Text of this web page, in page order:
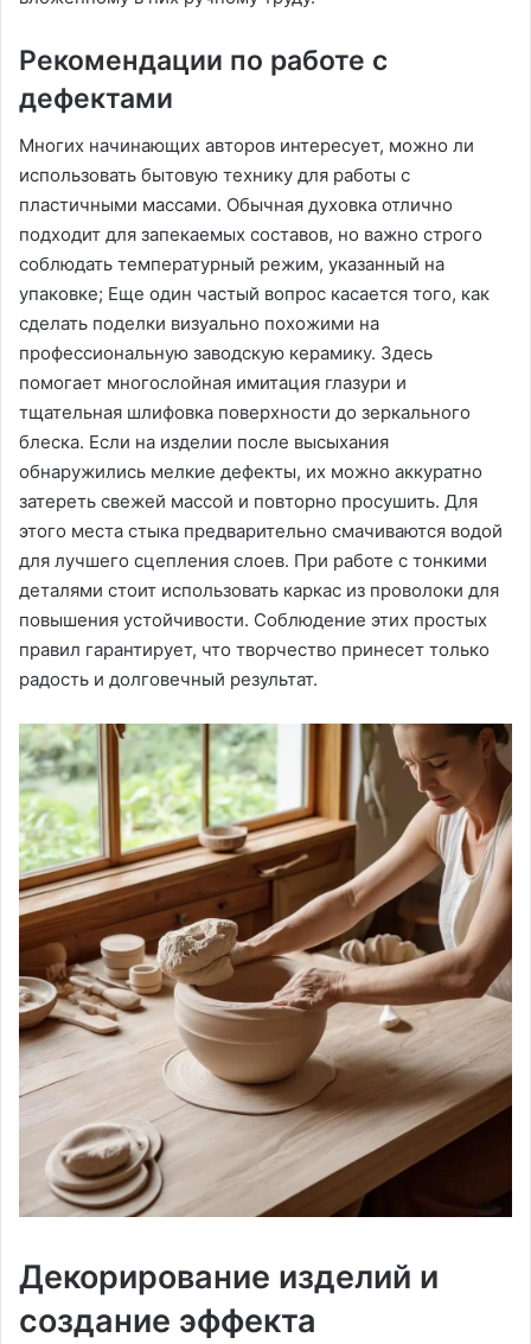
Рекомендации по работе с
дефектами
Многих начинающих авторов интересует, можно ли
использовать бытовую технику для работы с
пластичными массами. Обычная духовка отлично
подходит для запекаемых составов, но важно строго
соблюдать температурный режим, указанный на
упаковке; Еще один частый вопрос касается того, как
сделать поделки визуально похожими на
профессиональную заводскую керамику. Здесь
помогает многослойная имитация глазури и
тщательная шлифовка поверхности до зеркального
блеска. Если на изделии после высыхания
обнаружились мелкие дефекты, их можно аккуратно
затереть свежей массой и повторно просушить. Для
этого места стыка предварительно смачиваются водой
для лучшего сцепления слоев. При работе с тонкими
деталями стоит использовать каркас из проволоки для
повышения устойчивости. Соблюдение этих простых
правил гарантирует, что творчество принесет только
радость и долговечный результат.
Декорирование изделий и
создание эффекта